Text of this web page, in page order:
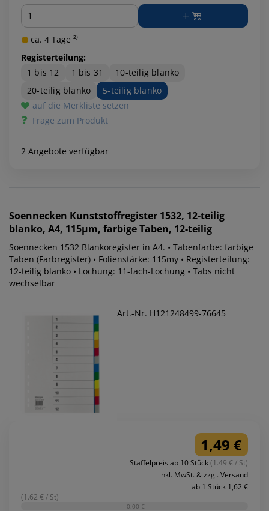
Menge
ca. 4 Tage ²⁾
Registerteilung:
1 bis 12
1 bis 31
10-teilig blanko
20-teilig blanko
5-teilig blanko
auf die Merkliste setzen
Frage zum Produkt
2 Angebote verfügbar
Soennecken Kunststoffregister 1532, 12-teilig
blanko, A4, 115µm, farbige Taben, 12-teilig
Soennecken 1532 Blankoregister in A4. • Tabenfarbe: farbige
Taben (Farbregister) • Folienstärke: 115my • Registerteilung:
12-teilig blanko • Lochung: 11-fach-Lochung • Tabs nicht
wechselbar
Art.-Nr. H121248499-76645
1,49 €
Staffelpreis ab 10 Stück(1.49 € / St)
inkl. MwSt. & zzgl. Versand
ab 1 Stück 1,62 €
(1.62 € / St)
-0,00 €